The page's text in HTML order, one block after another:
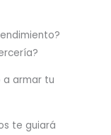
a armar tu
te guiará